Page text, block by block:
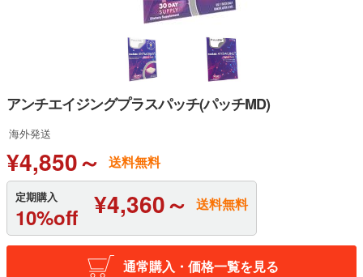
アンチエイジングプラスパッチ(パッチMD)
海外発送
¥4,850～ 送料無料
定期購入
10%off ¥4,360～ 送料無料
通常購入・価格一覧を見る